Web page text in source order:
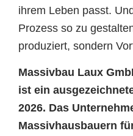
ihrem Leben passt.
Prozess so zu
produziert, sondern
Massivbau Laux
ist ein
2026. Das
Massivhausbauern